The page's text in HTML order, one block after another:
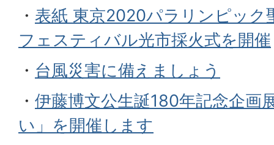
・ 表紙 東京2020パラリンピック
フェスティバル光市採火式を開催
・ 台風災害に備えましょう
・ 伊藤博文公生誕180年記念企画
い」を開催します